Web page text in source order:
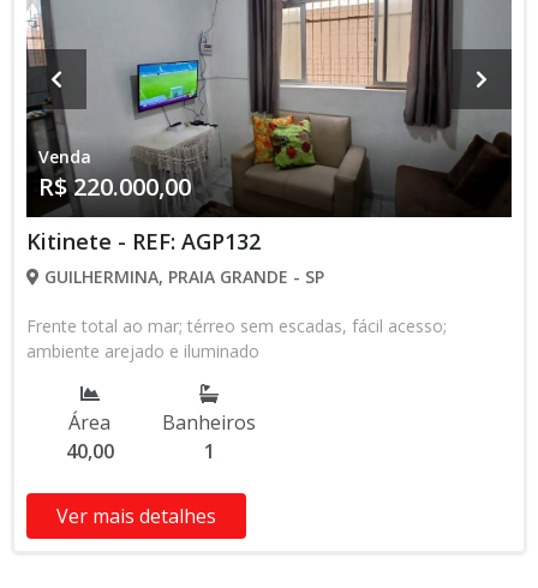
Venda
R$ 220.000,00
Kitinete - REF: AGP132
GUILHERMINA, PRAIA GRANDE - SP
Frente total ao mar; térreo sem escadas, fácil acesso;
ambiente arejado e iluminado
Área
40,00
Banheiros
1
Ver mais detalhes